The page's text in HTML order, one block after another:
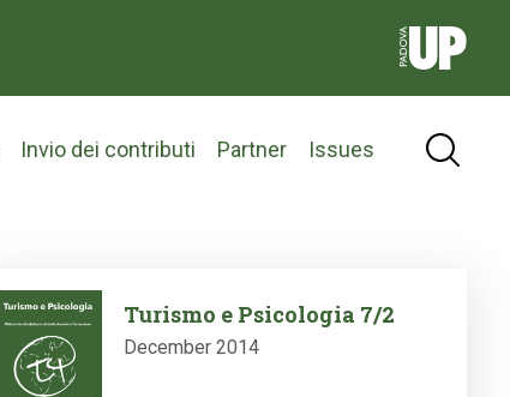
Invio dei contributi Partner Issues
Image
Turismo e Psicologia 7/2
December 2014